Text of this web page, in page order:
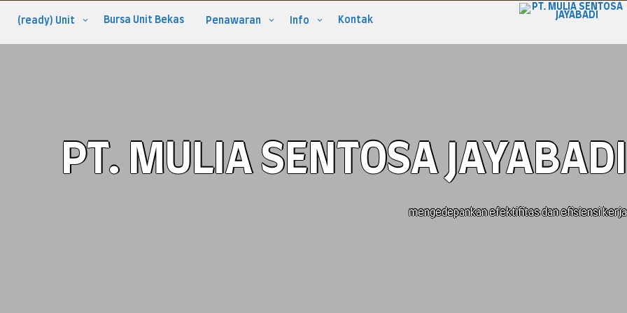
(ready) Unit Bursa Unit Bekas Penawaran Info Kontak
PT. MULIA SENTOSA JAYABADI
mengedepankan efektifitas dan efisiensi kerja